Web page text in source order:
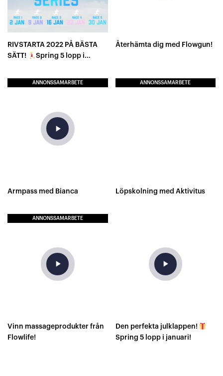
RIVSTARTA 2022 PÅ BÄSTA
SÄTT!
Spring 5 lopp i
Återhämta dig med Flowgun!
ANNONSSAMARBETE
play_arrow
Armpass med Bianca
ANNONSSAMARBETE
Löpskolning med Aktivitus
ANNONSSAMARBETE
play_arrow
Vinn massageprodukter från
Flowlife!
play_arrow
Den perfekta julklappen!
Spring 5 lopp i januari!